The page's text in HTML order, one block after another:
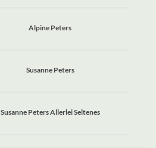
Alpine Peters
Susanne Peters
Susanne Peters Allerlei Seltenes